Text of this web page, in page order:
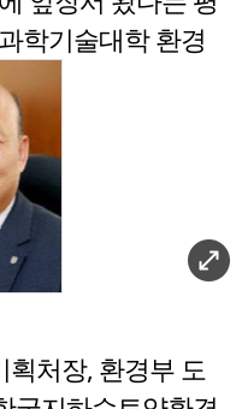
학기술대학 환경
처장, 환경부 도